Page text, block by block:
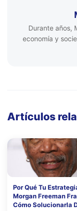
Durante años,
economía y
Artículos
Por Qué Tu
Morgan Freeman
Cómo Solucionarla